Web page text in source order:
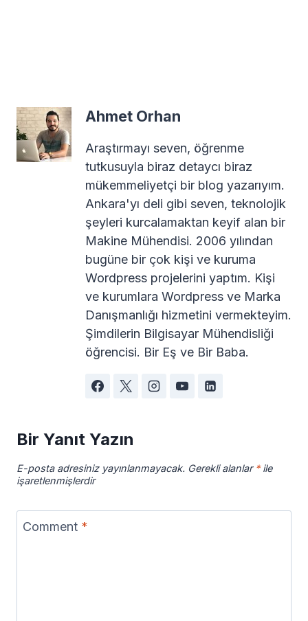
Ahmet Orhan
Araştırmayı seven, öğrenme
tutkusuyla biraz detaycı biraz
mükemmeliyetçi bir blog yazarıyım.
Ankara'yı deli gibi seven, teknolojik
şeyleri kurcalamaktan keyif alan bir
Makine Mühendisi. 2006 yılından
bugüne bir çok kişi ve kuruma
Wordpress projelerini yaptım. Kişi
ve kurumlara Wordpress ve Marka
Danışmanlığı hizmetini vermekteyim.
Şimdilerin Bilgisayar Mühendisliği
öğrencisi. Bir Eş ve Bir Baba.
Bir Yanıt Yazın
E-posta adresiniz yayınlanmayacak. Gerekli alanlar *ile
işaretlenmişlerdir
Comment *